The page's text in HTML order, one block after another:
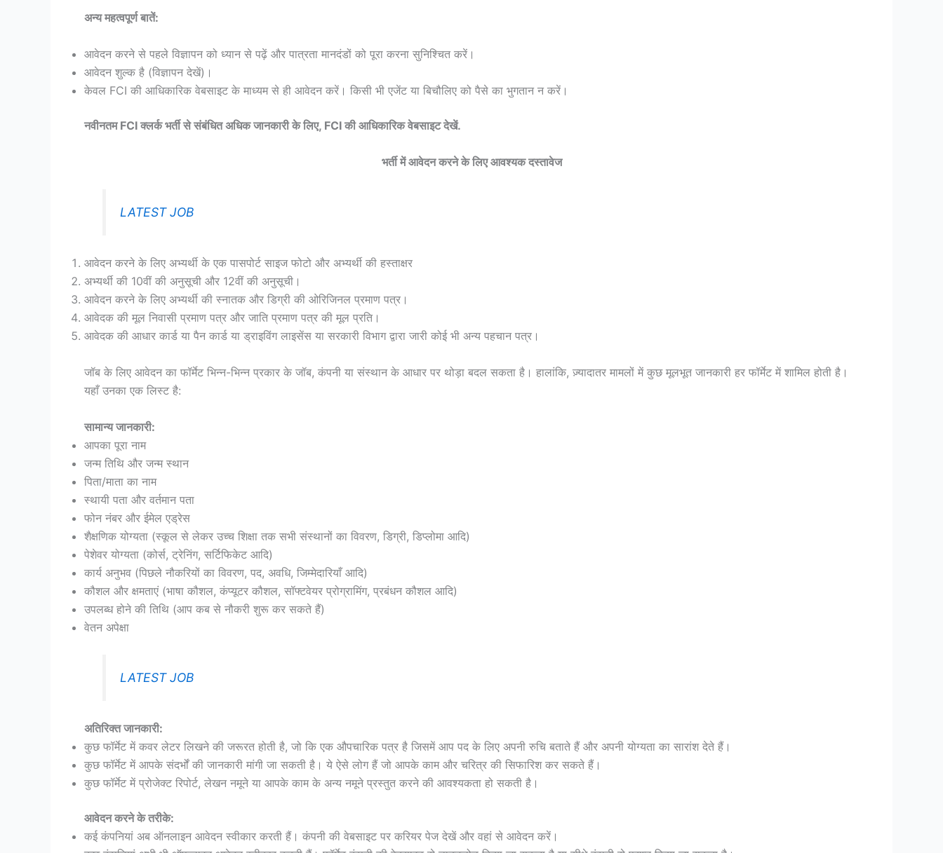
अन्य महत्वपूर्ण बातें:
आवेदन करने से पहले विज्ञापन को ध्यान से पढ़ें और पात्रता मानदंडों को पूरा करना सुनिश्चित करें।
आवेदन शुल्क है (विज्ञापन देखें)।
केवल FCI की आधिकारिक वेबसाइट के माध्यम से ही आवेदन करें। किसी भी एजेंट या बिचौलिए को पैसे का भुगतान न करें।
नवीनतम FCI क्लर्क भर्ती से संबंधित अधिक जानकारी के लिए, FCI की आधिकारिक वेबसाइट देखें.
भर्ती में आवेदन करने के लिए आवश्यक दस्तावेज
LATEST JOB
आवेदन करने के लिए अभ्यर्थी के एक पासपोर्ट साइज फोटो और अभ्यर्थी की हस्ताक्षर
अभ्यर्थी की 10वीं की अनुसूची और 12वीं की अनुसूची।
आवेदन करने के लिए अभ्यर्थी की स्नातक और डिग्री की ओरिजिनल प्रमाण पत्र।
आवेदक की मूल निवासी प्रमाण पत्र और जाति प्रमाण पत्र की मूल प्रति।
आवेदक की आधार कार्ड या पैन कार्ड या ड्राइविंग लाइसेंस या सरकारी विभाग द्वारा जारी कोई भी अन्य पहचान पत्र।
जॉब के लिए आवेदन का फॉर्मेट भिन्न-भिन्न प्रकार के जॉब, कंपनी या संस्थान के आधार पर थोड़ा बदल सकता है। हालांकि, ज़्यादातर मामलों में कुछ मूलभूत जानकारी हर फॉर्मेट में शामिल होती है।
यहाँ उनका एक लिस्ट है:
सामान्य जानकारी:
आपका पूरा नाम
जन्म तिथि और जन्म स्थान
पिता/माता का नाम
स्थायी पता और वर्तमान पता
फोन नंबर और ईमेल एड्रेस
शैक्षणिक योग्यता (स्कूल से लेकर उच्च शिक्षा तक सभी संस्थानों का विवरण, डिग्री, डिप्लोमा आदि)
पेशेवर योग्यता (कोर्स, ट्रेनिंग, सर्टिफिकेट आदि)
कार्य अनुभव (पिछले नौकरियों का विवरण, पद, अवधि, जिम्मेदारियाँ आदि)
कौशल और क्षमताएं (भाषा कौशल, कंप्यूटर कौशल, सॉफ्टवेयर प्रोग्रामिंग, प्रबंधन कौशल आदि)
उपलब्ध होने की तिथि (आप कब से नौकरी शुरू कर सकते हैं)
वेतन अपेक्षा
LATEST JOB
अतिरिक्त जानकारी:
कुछ फॉर्मेट में कवर लेटर लिखने की जरूरत होती है, जो कि एक औपचारिक पत्र है जिसमें आप पद के लिए अपनी रुचि बताते हैं और अपनी योग्यता का सारांश देते हैं।
कुछ फॉर्मेट में आपके संदर्भों की जानकारी मांगी जा सकती है। ये ऐसे लोग हैं जो आपके काम और चरित्र की सिफारिश कर सकते हैं।
कुछ फॉर्मेट में प्रोजेक्ट रिपोर्ट, लेखन नमूने या आपके काम के अन्य नमूने प्रस्तुत करने की आवश्यकता हो सकती है।
आवेदन करने के तरीके:
कई कंपनियां अब ऑनलाइन आवेदन स्वीकार करती हैं। कंपनी की वेबसाइट पर करियर पेज देखें और वहां से आवेदन करें।